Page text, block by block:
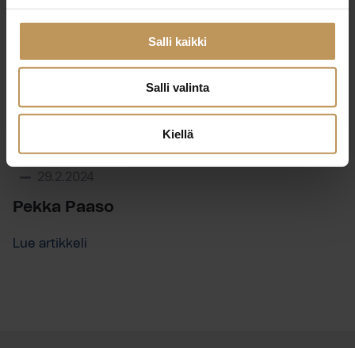
Salli kaikki
Salli valinta
Kiellä
29.2.2024
Pekka Paaso
Lue artikkeli